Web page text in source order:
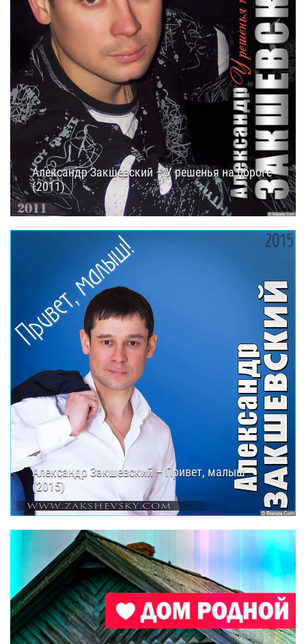
Александр Закшевский – У решенья на пороге
(2011)
28.04.2025 10:55
Александр Закшевский – Привет, малыш
(2015)
26.04.202511:55